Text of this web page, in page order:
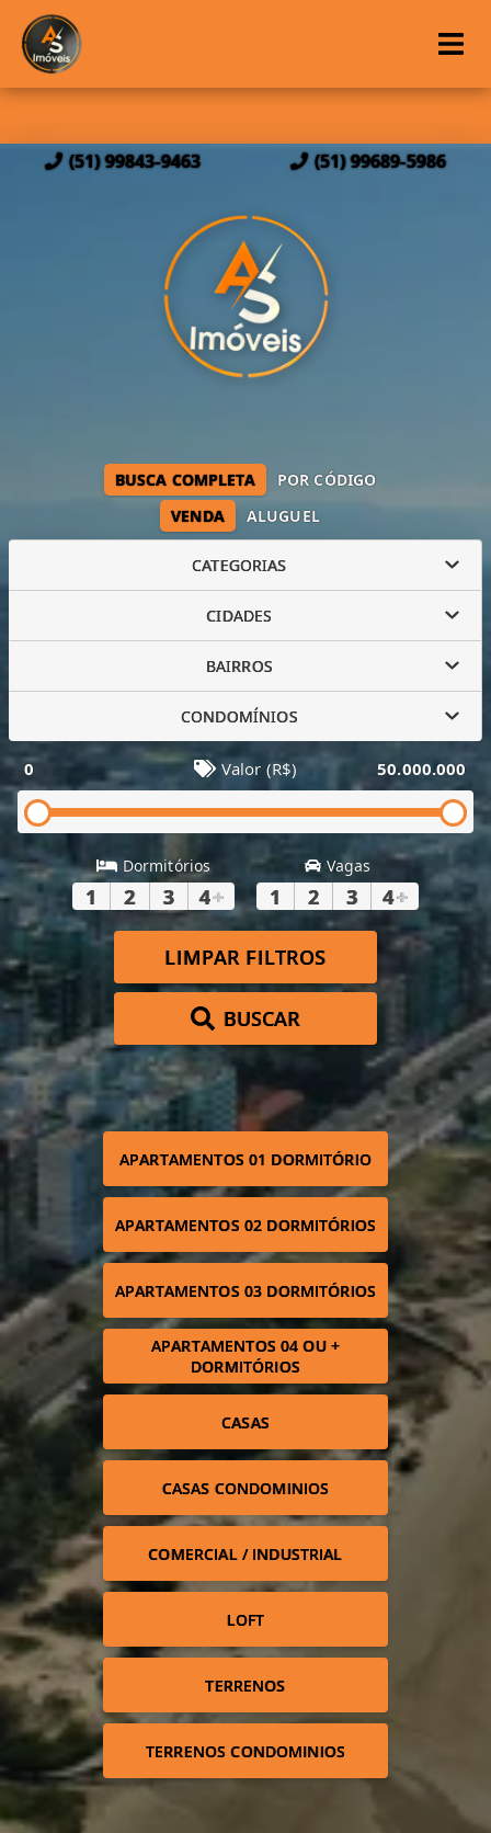
(51) 99843-9463 (51) 99689-5986
VENDA ALUGUEL
BUSCA COMPLETA POR CÓDIGO
CATEGORIAS
CIDADES
BAIRROS
CONDOMÍNIOS
0 Valor (R$) 50.000.000
Dormitórios
1 2 3 4+
Vagas
1 2 3 4+
LIMPAR FILTROS
BUSCAR
APARTAMENTOS 01 DORMITÓRIO
APARTAMENTOS 02 DORMITÓRIOS
APARTAMENTOS 03 DORMITÓRIOS
APARTAMENTOS 04 OU +
DORMITÓRIOS
CASAS
CASAS CONDOMINIOS
COMERCIAL / INDUSTRIAL
LOFT
TERRENOS
TERRENOS CONDOMINIOS